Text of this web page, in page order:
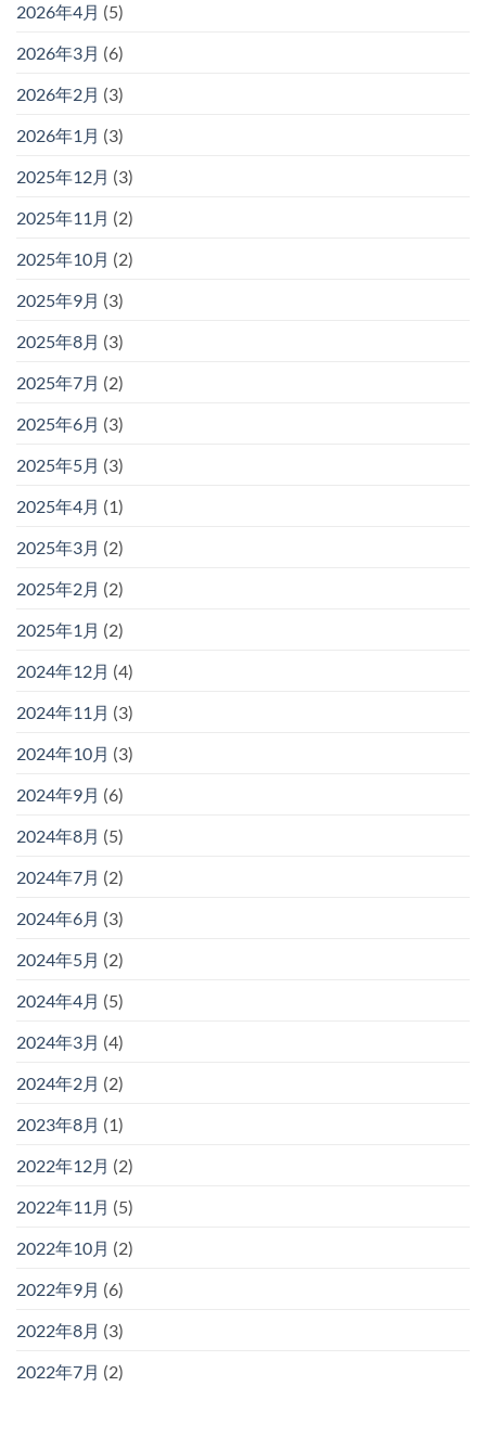
2026年4月 (5)
2026年3月 (6)
2026年2月 (3)
2026年1月 (3)
2025年12月 (3)
2025年11月 (2)
2025年10月 (2)
2025年9月 (3)
2025年8月 (3)
2025年7月 (2)
2025年6月 (3)
2025年5月 (3)
2025年4月 (1)
2025年3月 (2)
2025年2月 (2)
2025年1月 (2)
2024年12月 (4)
2024年11月 (3)
2024年10月 (3)
2024年9月 (6)
2024年8月 (5)
2024年7月 (2)
2024年6月 (3)
2024年5月 (2)
2024年4月 (5)
2024年3月 (4)
2024年2月 (2)
2023年8月 (1)
2022年12月 (2)
2022年11月 (5)
2022年10月 (2)
2022年9月 (6)
2022年8月 (3)
2022年7月 (2)